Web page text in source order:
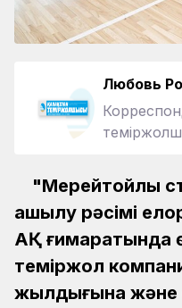
Любовь
"Мерейтойлық
ашылу рәсімі
АҚ ғимаратында
теміржол
жылдығына және